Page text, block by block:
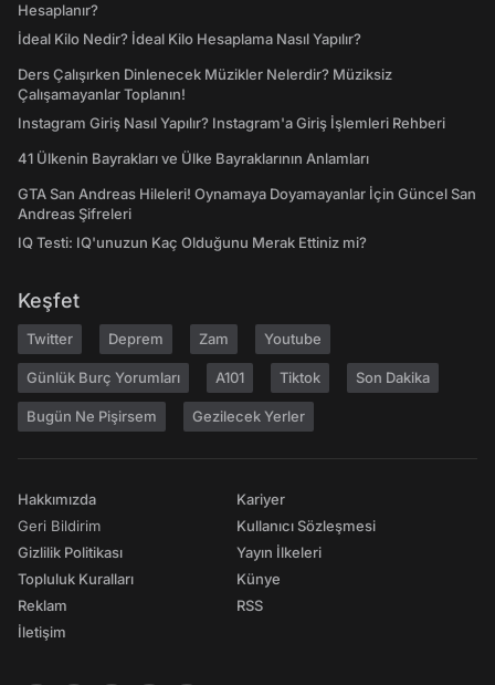
Hesaplanır?
İdeal Kilo Nedir? İdeal Kilo Hesaplama Nasıl Yapılır?
Ders Çalışırken Dinlenecek Müzikler Nelerdir? Müziksiz
Çalışamayanlar Toplanın!
Instagram Giriş Nasıl Yapılır? Instagram'a Giriş İşlemleri Rehberi
41 Ülkenin Bayrakları ve Ülke Bayraklarının Anlamları
GTA San Andreas Hileleri! Oynamaya Doyamayanlar İçin Güncel San
Andreas Şifreleri
IQ Testi: IQ'unuzun Kaç Olduğunu Merak Ettiniz mi?
Keşfet
Twitter Deprem Zam Youtube
Günlük Burç Yorumları A101 Tiktok Son Dakika
Bugün Ne Pişirsem Gezilecek Yerler
Hakkımızda
Geri Bildirim
Gizlilik Politikası
Topluluk Kuralları
Reklam
İletişim
Kariyer
Kullanıcı Sözleşmesi
Yayın İlkeleri
Künye
RSS